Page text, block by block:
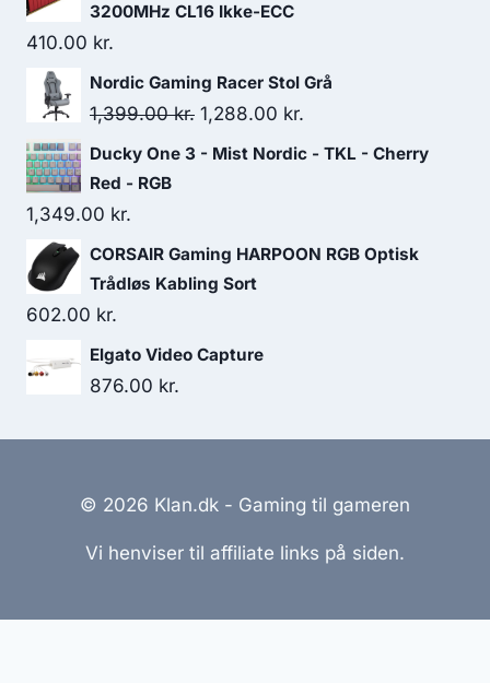
3200MHz CL16 Ikke-ECC
410.00 kr.
Nordic Gaming Racer Stol Grå
1,399.00kr. Original
price
1,288.00 kr.
price
Ducky One 3 - Mist Nordic - TKL - Cherry
Red - RGB
1,349.00 kr.
CORSAIR Gaming HARPOON RGB Optisk
Trådløs Kabling Sort
602.00 kr.
Elgato Video Capture
876.00 kr.
© 2026 Klan.dk - Gaming til gameren
Vi henviser til affiliate links på siden.